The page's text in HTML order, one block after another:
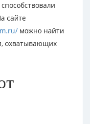
сайте
можно найти
охватывающих